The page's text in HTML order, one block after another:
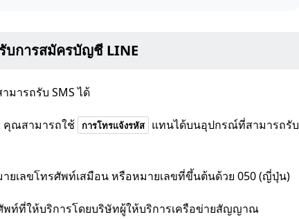
บการสมัครบัญชี LINE
มารถรับ SMS ได้
คุณสามารถใช้ การโทรแจ้งรหัส
แทนได้บนอุปกรณ์ที่สามารถรับ
ยเลขโทรศัพท์เสมือน หรือหมายเลขที่ขึ้นต้นด้วย 050 (ญี่ปุ่น)
ท์ที่ให้บริการโดยบริษัทผู้ให้บริการเครือข่ายสัญญาณ